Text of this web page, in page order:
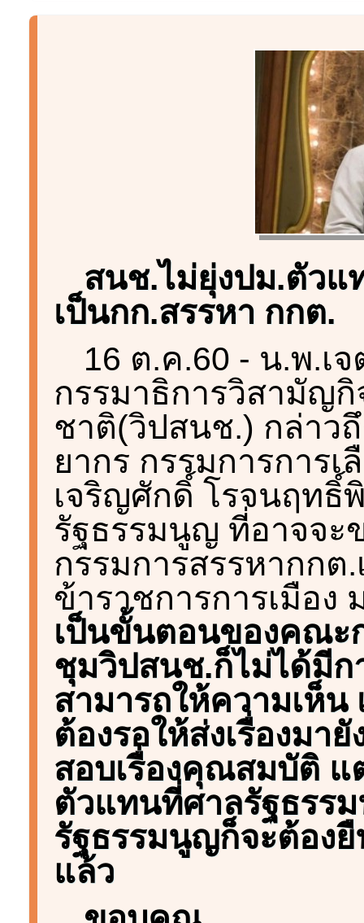
สนช.ไม่ยุ่งปม.ตัว
เป็นกก.สรรหา กกต.
16 ต.ค.60 - น.พ.
กรรมาธิการวิสามัญ
ชาติ(วิปสนช.) กล่าว
ยากร กรรมการการ
เจริญศักดิ์ โรจนฤทธิ์
รัฐธรรมนูญ ที่อาจจ
กรรมการสรรหากกต
ข้าราชการการเมือง
เป็นขั้นตอนของคณะ
ชุมวิปสนช.ก็ไม่ได้มีก
สามารถให้ความเห็น
ต้องรอให้ส่งเรื่องมา
สอบเรื่องคุณสมบัติ แ
ตัวแทนที่ศาลรัฐธรร
รัฐธรรมนูญก็จะต้อง
แล้ว